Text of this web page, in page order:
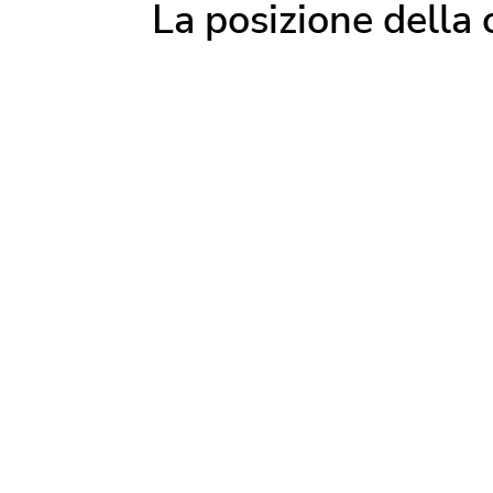
La posizione della